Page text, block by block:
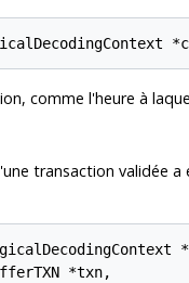
comme l'heure à
transaction validée a
*txn,